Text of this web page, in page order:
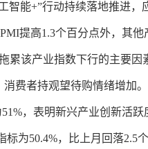
智能+”行动持续落地推进
提高1.3个百分点外，其
累该产业指数下行的主要
费者持观望待购情绪增加
，表明新兴产业创新活
为50.4%，比上月回落2.5